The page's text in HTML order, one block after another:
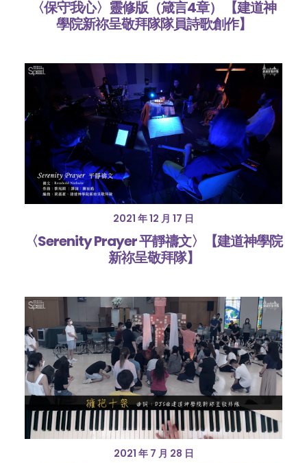
〈保守我心〉靈修版（箴言4章） 【建道神
學院新祢呈敬拜隊隊員詩歌創作】
2021 年 12 月 17 日
〈Serenity Prayer 平靜禱文〉【建道神學院
新祢呈敬拜隊】
2021 年 7 月 28 日